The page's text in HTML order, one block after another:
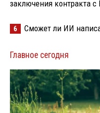
заключения контракта
6 Сможет ли ИИ
Главное сегодня